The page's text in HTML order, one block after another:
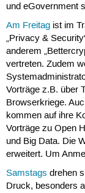
und eGovernment
Am Freitagist im
„Privacy &
anderem
vertreten. Zudem
Vorträge z.B. über
Browserkriege.
kommen auf ihre
Vorträge zu Open
und Big Data. Die
erweitert. Um
Samstags drehen
Druck, besonders